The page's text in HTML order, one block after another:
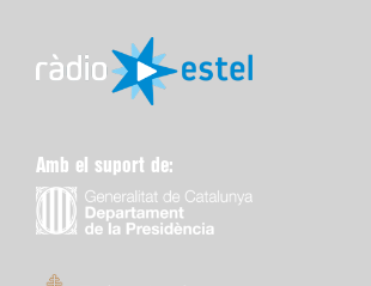
Amb el suport de: